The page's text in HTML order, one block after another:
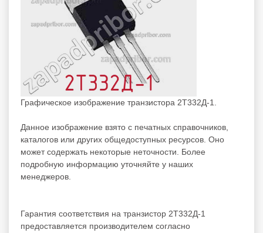
Графическое изображение транзистора 2Т332Д-1.
Данное изображение взято с печатных справочников,
каталогов или других общедоступных ресурсов. Оно
может содержать некоторые неточности. Более
подробную информацию уточняйте у наших
менеджеров.
Гарантия соответствия на транзистор 2Т332Д-1
предоставляется производителем согласно